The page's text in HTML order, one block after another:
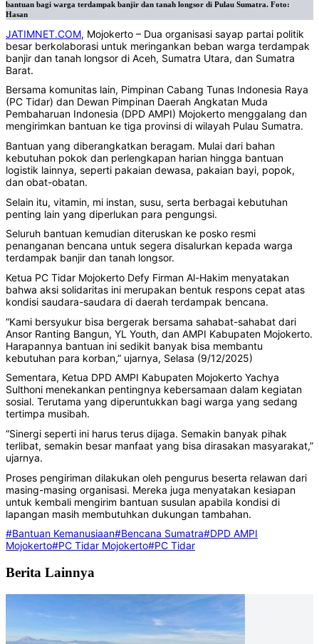
bantuan bagi warga terdampak banjir dan tanah longsor di Pulau Sumatra. Foto:
Hasan
JATIMNET.COM, Mojokerto – Dua organisasi sayap partai politik
besar berkolaborasi untuk meringankan beban warga terdampak
banjir dan tanah longsor di Aceh, Sumatra Utara, dan Sumatra
Barat.
Bersama komunitas lain, Pimpinan Cabang Tunas Indonesia Raya
(PC Tidar) dan Dewan Pimpinan Daerah Angkatan Muda
Pembaharuan Indonesia (DPD AMPI) Mojokerto menggalang dan
mengirimkan bantuan ke tiga provinsi di wilayah Pulau Sumatra.
Bantuan yang diberangkatkan beragam. Mulai dari bahan
kebutuhan pokok dan perlengkapan harian hingga bantuan
logistik lainnya, seperti pakaian dewasa, pakaian bayi, popok,
dan obat-obatan.
Selain itu, vitamin, mi instan, susu, serta berbagai kebutuhan
penting lain yang diperlukan para pengungsi.
Seluruh bantuan kemudian diteruskan ke posko resmi
penanganan bencana untuk segera disalurkan kepada warga
terdampak banjir dan tanah longsor.
Ketua PC Tidar Mojokerto Defy Firman Al-Hakim menyatakan
bahwa aksi solidaritas ini merupakan bentuk respons cepat atas
kondisi saudara-saudara di daerah terdampak bencana.
“Kami bersyukur bisa bergerak bersama sahabat-sahabat dari
Ansor Ranting Bangun, YL Youth, dan AMPI Kabupaten Mojokerto.
Harapannya bantuan ini sedikit banyak bisa membantu
kebutuhan para korban,” ujarnya, Selasa (9/12/2025)
Sementara, Ketua DPD AMPI Kabupaten Mojokerto Yachya
Sulthoni menekankan pentingnya kebersamaan dalam kegiatan
sosial. Terutama yang diperuntukkan bagi warga yang sedang
tertimpa musibah.
“Sinergi seperti ini harus terus dijaga. Semakin banyak pihak
terlibat, semakin besar manfaat yang bisa dirasakan masyarakat,”
ujarnya.
Proses pengiriman dilakukan oleh pengurus beserta relawan dari
masing-masing organisasi. Mereka juga menyatakan kesiapan
untuk kembali mengirim bantuan susulan apabila kondisi di
lapangan masih membutuhkan dukungan tambahan.
#Bantuan Kemanusiaan#Bencana Sumatra#DPD AMPI
Mojokerto#PC Tidar Mojokerto#PC Tidar
Berita Lainnya